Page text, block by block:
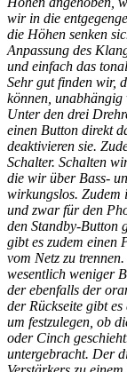
wir in die
die Höhen senken
Anpassung des
und einfach das
Sehr gut finden wir,
können,
Unter den drei
einen Button direkt
deaktivieren sie.
Schalter. Schalten
die wir über Bass-
wirkungslos. Zudem
und zwar für den
den Standby-Button
gibt es zudem einen
vom Netz zu
wesentlich weniger
der ebenfalls der
der Rückseite gibt
um festzulegen, ob
oder Cinch
untergebracht. Der